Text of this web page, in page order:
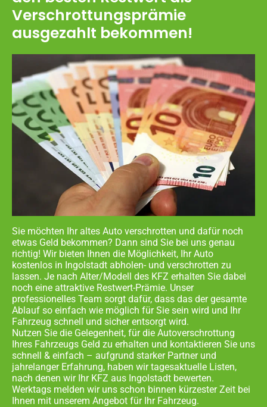
Verschrottungsprämie
ausgezahlt bekommen!
Sie möchten Ihr altes Auto verschrotten und dafür noch
etwas Geld bekommen? Dann sind Sie bei uns genau
richtig! Wir bieten Ihnen die Möglichkeit, Ihr Auto
kostenlos in Ingolstadt abholen- und verschrotten zu
lassen. Je nach Alter/Modell des KFZ erhalten Sie dabei
noch eine attraktive Restwert-Prämie. Unser
professionelles Team sorgt dafür, dass das der gesamte
Ablauf so einfach wie möglich für Sie sein wird und Ihr
Fahrzeug schnell und sicher entsorgt wird.
Nutzen Sie die Gelegenheit, für die Autoverschrottung
Ihres Fahrzeugs Geld zu erhalten und kontaktieren Sie uns
schnell & einfach – aufgrund starker Partner und
jahrelanger Erfahrung, haben wir tagesaktuelle Listen,
nach denen wir Ihr KFZ aus Ingolstadt bewerten.
Werktags melden wir uns schon binnen kürzester Zeit bei
Ihnen mit unserem Angebot für Ihr Fahrzeug.